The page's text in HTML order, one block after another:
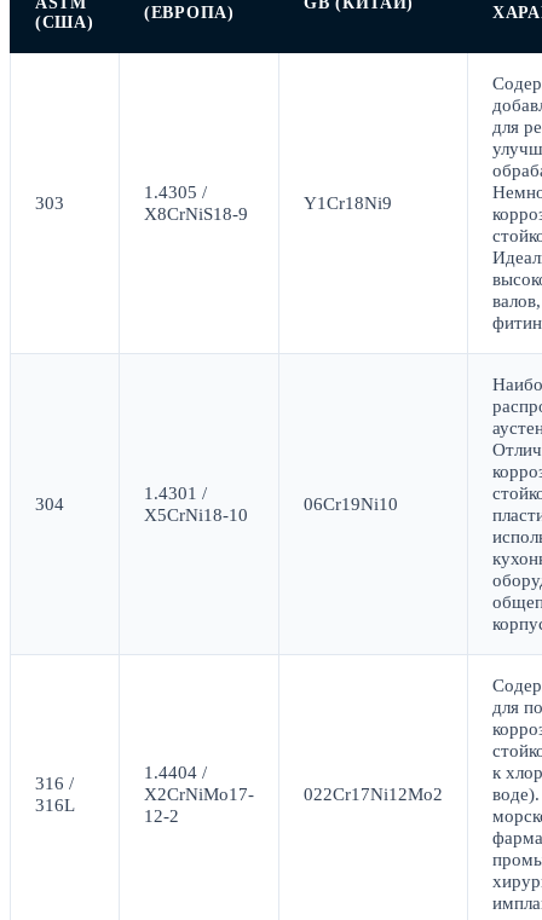
(США)
(ЕВРОПА)
303
1.4305 /
X8CrNiS18-9
Y1Cr18Ni9
для
304
1.4301 /
X5CrNi18-10
06Cr19Ni10
316 /
316L
1.4404 /
X2CrNiMo17-
12-2
022Cr17Ni12Mo2
для
к